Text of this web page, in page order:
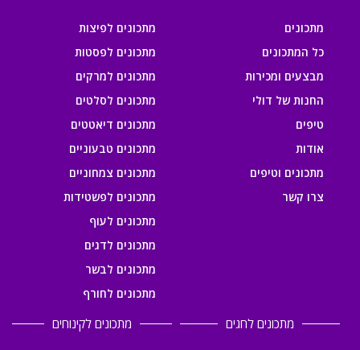
מתכונים
כל המתכונים
מבצעים ומכירות
החנות של דולי
טיפים
אודות
מתכונים וטיפים
צרו קשר
מתכונים לפיצות
מתכונים לפסטות
מתכונים למרקים
מתכונים לסלטים
מתכונים דיאטטים
מתכונים טבעוניים
מתכונים צמחוניים
מתכונים לפשטידות
מתכונים לעוף
מתכונים לדגים
מתכונים לבשר
מתכונים לחורף
מתכונים לחגים מתכונים לקינוחים